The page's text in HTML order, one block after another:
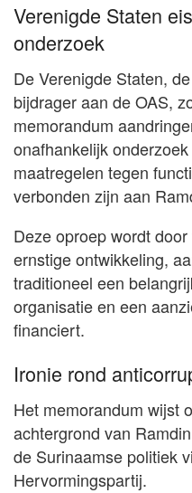
Verenigde Staten
onderzoek
De Verenigde Staten,
bijdrager aan de OAS,
memorandum
onafhankelijk
maatregelen tegen
verbonden zijn aan
Deze oproep wordt
ernstige ontwikkeling,
traditioneel een
organisatie en een
financiert.
Ironie rond
Het memorandum wijst
achtergrond van
de Surinaamse politiek
Hervormingspartij.